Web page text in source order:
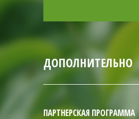
ДОПОЛНИТЕЛЬНО
ПАРТНЕРСКАЯ ПРОГРАММА